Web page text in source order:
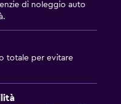
di noleggio auto
totale per evitare